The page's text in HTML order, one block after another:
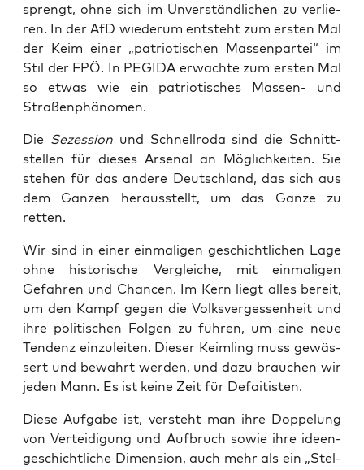
sprengt, ohne sich im Unver­ständ­li­chen zu ver­lie­
ren. In der AfD wie­der­um ent­steht zum ers­ten Mal
der Keim einer „patrio­ti­schen Mas­sen­par­tei“ im
Stil der FPÖ. In PEGIDA erwach­te zum ers­ten Mal
so etwas wie ein patrio­ti­sches Mas­sen- und
Straßenphänomen.
Die Sezes­si­onund Schnell­ro­da sind die Schnitt­
stel­len für die­ses Arse­nal an Mög­lich­kei­ten. Sie
ste­hen für das ande­re Deutsch­land, das sich aus
dem Gan­zen her­aus­stellt, um das Gan­ze zu
retten.
Wir sind in einer ein­ma­li­gen geschicht­li­chen Lage
ohne his­to­ri­sche Ver­glei­che, mit ein­ma­li­gen
Gefah­ren und Chan­cen. Im Kern liegt alles bereit,
um den Kampf gegen die Volks­ver­ges­sen­heit und
ihre poli­ti­schen Fol­gen zu füh­ren, um eine neue
Ten­denz ein­zu­lei­ten. Die­ser Keim­ling muss gewäs­
sert und bewahrt wer­den, und dazu brau­chen wir
jeden Mann. Es ist kei­ne Zeit für Defaitisten.
Die­se Auf­ga­be ist, ver­steht man ihre Dop­pe­lung
von Ver­tei­di­gung und Auf­bruch sowie ihre ideen­
ge­schicht­li­che Dimen­si­on, auch mehr als ein „Stel­